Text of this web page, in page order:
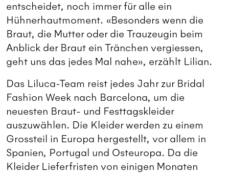
entscheidet, noch immer für alle ein
Hühnerhautmoment. «Besonders wenn die
Braut, die Mutter oder die Trauzeugin beim
Anblick der Braut ein Tränchen vergiessen,
geht uns das jedes Mal nahe», erzählt Lilian.
Das Liluca-Team reist jedes Jahr zur Bridal
Fashion Week nach Barcelona, um die
neuesten Braut- und Festtagskleider
auszuwählen. Die Kleider werden zu einem
Grossteil in Europa hergestellt, vor allem in
Spanien, Portugal und Osteuropa. Da die
Kleider Lieferfristen von einigen Monaten